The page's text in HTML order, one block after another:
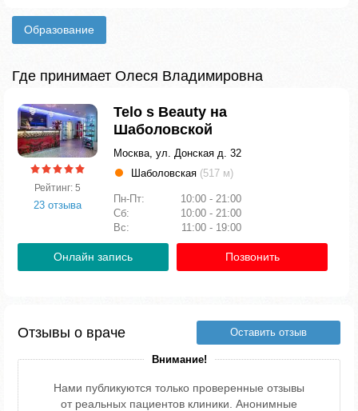
Образование
Где принимает Олеся Владимировна
Рейтинг: 5
23 отзыва
Telo s Beauty на
Шаболовской
Москва, ул. Донская д. 32
Шаболовская (517 м)
Пн-Пт:
10:00 - 21:00
Сб:
10:00 - 21:00
Вс:
11:00 - 19:00
Онлайн запись Позвонить
Отзывы о враче Оставить отзыв
Внимание!
Нами публикуются только проверенные отзывы
от реальных пациентов клиники. Анонимные